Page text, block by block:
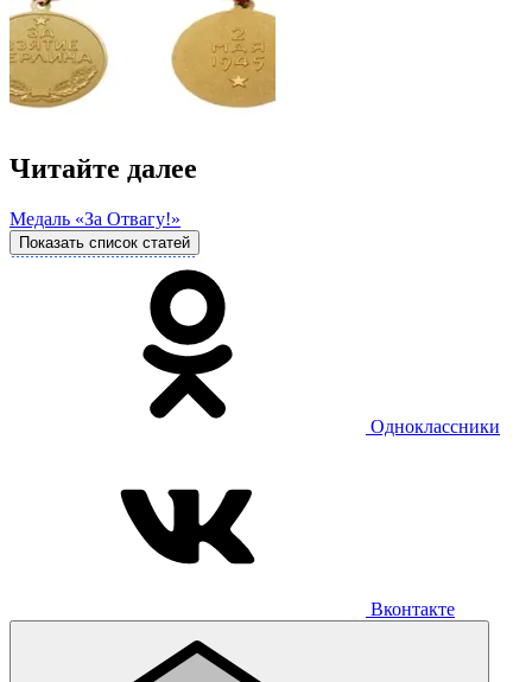
Читайте далее
Медаль «За Отвагу!»
Показать список статей
Одноклассники
Вконтакте